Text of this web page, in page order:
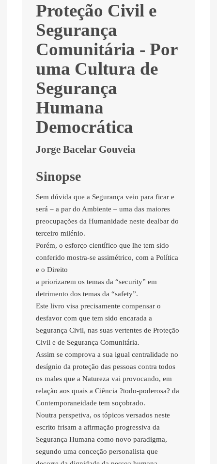
Proteção Civil e
Segurança
Comunitária - Por
uma Cultura de
Segurança
Humana
Democrática
Jorge Bacelar Gouveia
Sinopse
Sem dúvida que a Segurança veio para ficar e
será – a par do Ambiente – uma das maiores
preocupações da Humanidade neste dealbar do
terceiro milénio.
Porém, o esforço científico que lhe tem sido
conferido mostra-se assimétrico, com a Política
e o Direito
a priorizarem os temas da “security” em
detrimento dos temas da “safety”.
Este livro visa precisamente compensar o
desfavor com que tem sido encarada a
Segurança Civil, nas suas vertentes de Proteção
Civil e de Segurança Comunitária.
Assim se comprova a sua igual centralidade no
desígnio da proteção das pessoas contra todos
os males que a Natureza vai provocando, em
relação aos quais a Ciência ?todo-poderosa? da
Contemporaneidade tem soçobrado.
Noutra perspetiva, os tópicos versados neste
escrito frisam a afirmação progressiva da
Segurança Humana como novo paradigma,
segundo uma conceção personalista que